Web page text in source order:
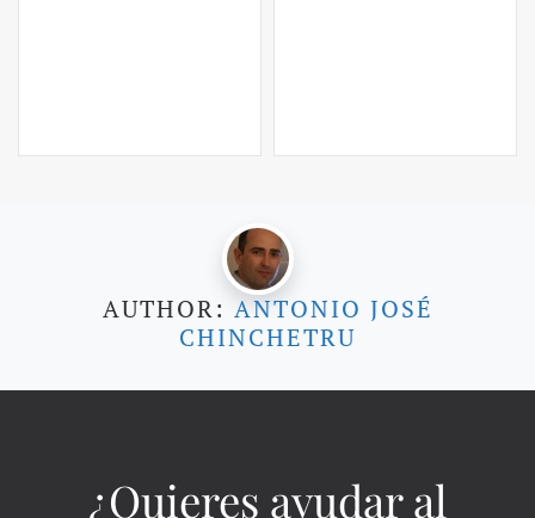
AUTHOR: ANTONIO JOSÉ
CHINCHETRU
¿Quieres ayudar al